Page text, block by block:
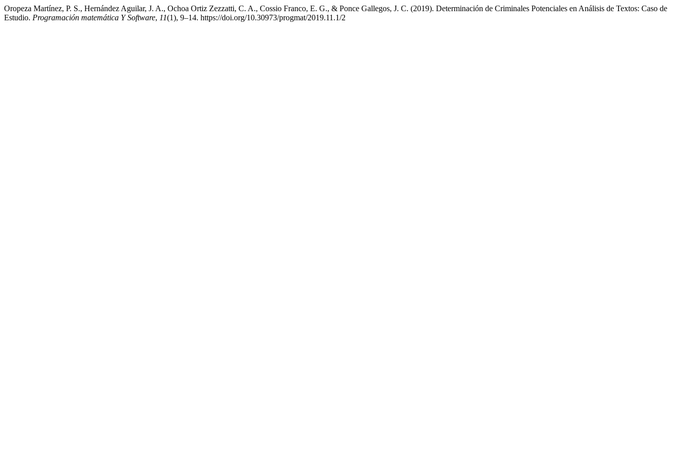
Oropeza Martínez, P. S., Hernández Aguilar, J. A., Ochoa Ortiz Zezzatti, C. A., Cossio Franco, E. G., & Ponce Gallegos, J. C. (2019). Determinación de Criminales Potenciales en Análisis de Textos: Caso de
Estudio. Programación matemática Y Software, 11(1), 9–14. https://doi.org/10.30973/progmat/2019.11.1/2